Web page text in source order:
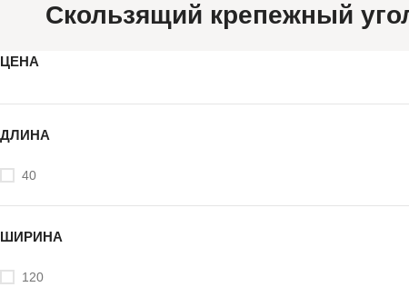
Скользящий крепежный
ЦЕНА
ДЛИНА
40
ШИРИНА
120